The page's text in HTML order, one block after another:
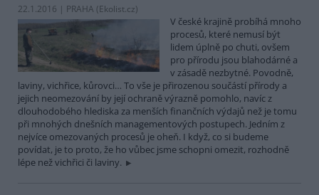
22.1.2016 | PRAHA (Ekolist.cz)
V české krajině probíhá mnoho
procesů, které nemusí být
lidem úplně po chuti, ovšem
pro přírodu jsou blahodárné a
v zásadě nezbytné. Povodně,
laviny, vichřice, kůrovci… To vše je přirozenou součástí přírody a
jejich neomezování by její ochraně výrazně pomohlo, navíc z
dlouhodobého hlediska za menších finančních výdajů než je tomu
při mnohých dnešních managementových postupech. Jedním z
nejvíce omezovaných procesů je oheň. I když, co si budeme
povídat, je to proto, že ho vůbec jsme schopni omezit, rozhodně
lépe než vichřici či laviny.